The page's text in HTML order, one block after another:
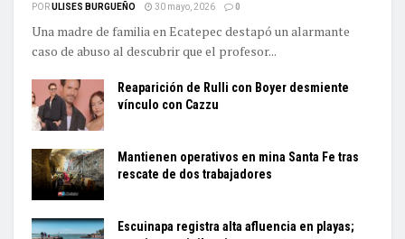
PORULISES BURGUEÑO 30 mayo, 2026 0
Una madre de familia en Ecatepec destapó un alarmante
caso de abuso al descubrir que el profesor...
Reaparición de Rulli con Boyer desmiente
vínculo con Cazzu
Mantienen operativos en mina Santa Fe tras
rescate de dos trabajadores
Escuinapa registra alta afluencia en playas;